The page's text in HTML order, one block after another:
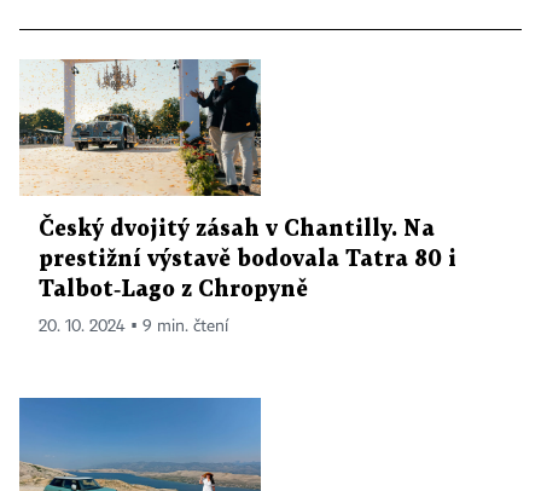
Český dvojitý zásah v Chantilly. Na
prestižní výstavě bodovala Tatra 80 i
Talbot‑Lago z Chropyně
20. 10. 2024 ▪ 9 min. čtení